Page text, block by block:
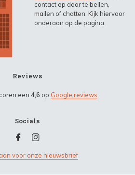
contact op door te bellen,
mailen of chatten. Kijk hiervoor
onderaan op de pagina.
Reviews
een 4,6 op Google reviews
Socials
voor onze nieuwsbrief